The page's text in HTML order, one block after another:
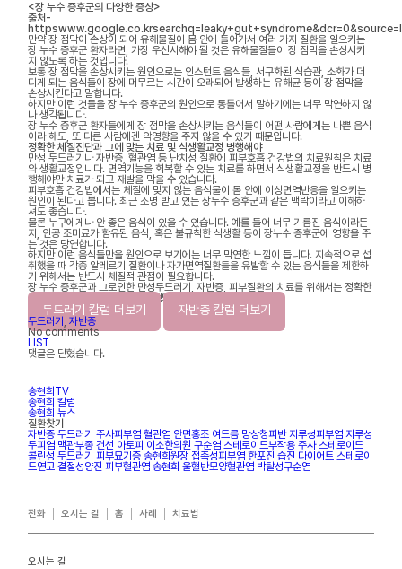
<장 누수 증후군의 다양한 증상>
출처-
만약 장 점막이 손상이 되어 유해물질이 몸 안에 들어가서 여러 가지 질환을 일으키는
장 누수 증후군 환자라면, 가장 우선시해야 될 것은 유해물질들이 장 점막을 손상시키
지 않도록 하는 것입니다.
보통 장 점막을 손상시키는 원인으로는 인스턴트 음식들, 서구화된 식습관, 소화가 더
디게 되는 음식들이 장에 머무르는 시간이 오래되어 발생하는 유해균 등이 장 점막을
손상시킨다고 말합니다.
하지만 이런 것들을 장 누수 증후군의 원인으로 통틀어서 말하기에는 너무 막연하지 않
나 생각됩니다.
장 누수 증후군 환자들에게 장 점막을 손상시키는 음식들이 어떤 사람에게는 나쁜 음식
이라 해도, 또 다른 사람에겐 악영향을 주지 않을 수 있기 때문입니다.
정확한 체질진단과 그에 맞는 치료 및 식생활교정 병행해야
만성 두드러기나 자반증, 혈관염 등 난치성 질환에 피부호흡 건강법의 치료원칙은 치료
와 생활교정입니다. 면역기능을 회복할 수 있는 치료를 하면서 식생활교정을 반드시 병
행해야만 치료가 되고 재발을 막을 수 있습니다.
피부호흡 건강법에서는 체질에 맞지 않는 음식물이 몸 안에 이상면역반응을 일으키는
원인이 된다고 봅니다. 최근 조명 받고 있는 장누수 증후군과 같은 맥락이라고 이해하
셔도 좋습니다.
물론 누구에게나 안 좋은 음식이 있을 수 있습니다. 예를 들어 너무 기름진 음식이라든
지, 인공 조미료가 함유된 음식, 혹은 불규칙한 식생활 등이 장누수 증후군에 영향을 주
는 것은 당연합니다.
하지만 이런 음식들만을 원인으로 보기에는 너무 막연한 느낌이 듭니다. 지속적으로 섭
취했을 때 각종 알레르기 질환이나 자가면역질환들을 유발할 수 있는 음식들을 제한하
기 위해서는 반드시 체질적 관점이 필요합니다.
장 누수 증후군과 그로인한 만성두드러기, 자반증, 피부질환의 치료를 위해서는 정확한
체질진단과 함께 생활교정이 병행되어야만 합니다.
두드러기 칼럼 더보기 자반증 칼럼 더보기
두드러기 ,자반증
No comments
LIST
댓글은 닫혔습니다.
송현희TV
송현희 칼럼
송현희 뉴스
질환찾기
자반증 두드러기 주사피부염 혈관염 안면홍조 여드름 망상청피반 지루성피부염 지루성
두피염 맥관부종 건선 아토피 이소한의원 구순염 스테로이드부작용 주사 스테로이드
콜린성 두드러기 피부묘기증 송현희원장 접촉성피부염 한포진 습진 다이어트 스테로이
드연고 결절성양진 피부혈관염 송현희 울혈반모양혈관염 박탈성구순염
전화 오시는 길 홈 사례 치료법
오시는 길